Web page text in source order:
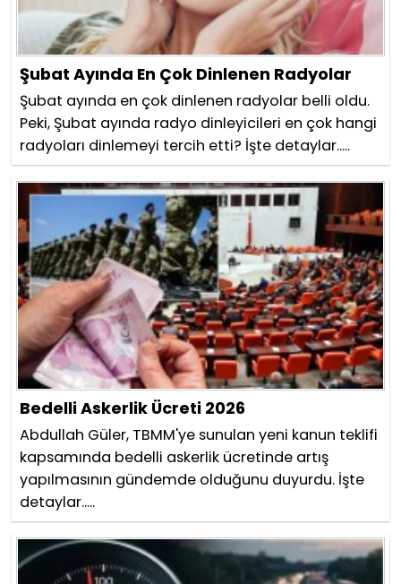
Şubat Ayında En Çok Dinlenen Radyolar
Şubat ayında en çok dinlenen radyolar belli oldu.
Peki, Şubat ayında radyo dinleyicileri en çok hangi
radyoları dinlemeyi tercih etti? İşte detaylar.....
Bedelli Askerlik Ücreti 2026
Abdullah Güler, TBMM'ye sunulan yeni kanun teklifi
kapsamında bedelli askerlik ücretinde artış
yapılmasının gündemde olduğunu duyurdu. İşte
detaylar.....